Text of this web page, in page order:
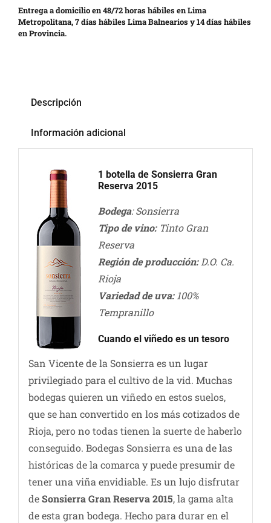
Entrega a domicilio en 48/72 horas hábiles en Lima
Metropolitana, 7 días hábiles Lima Balnearios y 14 días hábiles
en Provincia.
Descripción
Información adicional
1 botella de Sonsierra Gran
Reserva 2015
Bodega: Sonsierra
Tipo de vino:Tinto Gran
Reserva
Región de producción:D.O. Ca.
Rioja
Variedad de uva: 100%
Tempranillo
Cuando el viñedo es un tesoro
San Vicente de la Sonsierra es un lugar
privilegiado para el cultivo de la vid. Muchas
bodegas quieren un viñedo en estos suelos,
que se han convertido en los más cotizados de
Rioja, pero no todas tienen la suerte de haberlo
conseguido. Bodegas Sonsierra es una de las
históricas de la comarca y puede presumir de
tener una viña envidiable. Es un lujo disfrutar
deSonsierra Gran Reserva 2015, la gama alta
de esta gran bodega. Hecho para durar en el